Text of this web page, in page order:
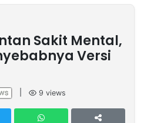
Sakit Mental,
Versi
9 views